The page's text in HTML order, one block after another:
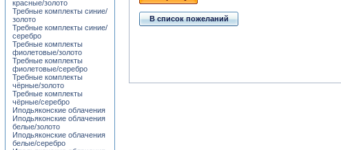
В список пожеланий
красные/золото
Требные комплекты синие/
золото
Требные комплекты синие/
серебро
Требные комплекты
фиолетовые/золото
Требные комплекты
фиолетовые/серебро
Требные комплекты
чёрные/золото
Требные комплекты
чёрные/серебро
Иподьяконские облачения
Иподьяконские облачения
белые/золото
Иподьяконские облачения
белые/серебро